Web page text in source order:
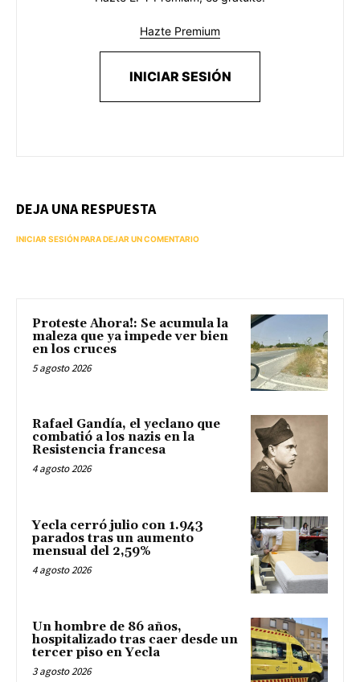
Hazte Premium
INICIAR SESIÓN
DEJA UNA RESPUESTA
INICIAR SESIÓN PARA DEJAR UN COMENTARIO
Proteste Ahora!: Se acumula la
maleza que ya impede ver bien
en los cruces
5 agosto 2026
Rafael Gandía, el yeclano que
combatió a los nazis en la
Resistencia francesa
4 agosto 2026
Yecla cerró julio con 1.943
parados tras un aumento
mensual del 2,59%
4 agosto 2026
Un hombre de 86 años,
hospitalizado tras caer desde un
tercer piso en Yecla
3 agosto 2026